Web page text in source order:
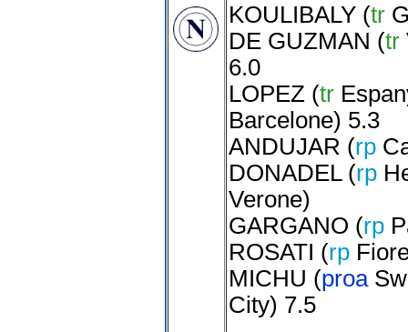
KOULIBALY(tr
DE GUZMAN (tr
6.0
LOPEZ (tr
Barcelone) 5.3
ANDUJAR (rp
DONADEL(rp
Verone)
GARGANO (rp
ROSATI (rp
MICHU (proa
City) 7.5